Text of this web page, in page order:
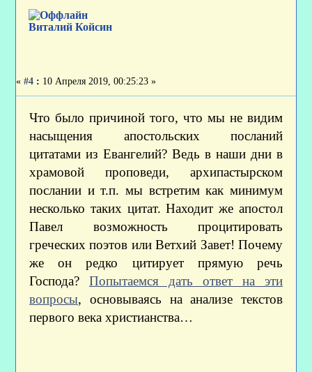
Виталий Койсин
«#4 : 10 Апреля 2019, 00:25:23 »
Что было причиной того, что мы не видим
насыщения апостольских посланий
цитатами из Евангелий? Ведь в наши дни в
храмовой проповеди, архипастырском
послании и т.п. мы встретим как минимум
несколько таких цитат. Находит же апостол
Павел возможность процитировать
греческих поэтов или Ветхий Завет! Почему
же он редко цитирует прямую речь
Господа?Попытаемся дать ответ на эти
вопросы, основываясь на анализе текстов
первого века христианства…